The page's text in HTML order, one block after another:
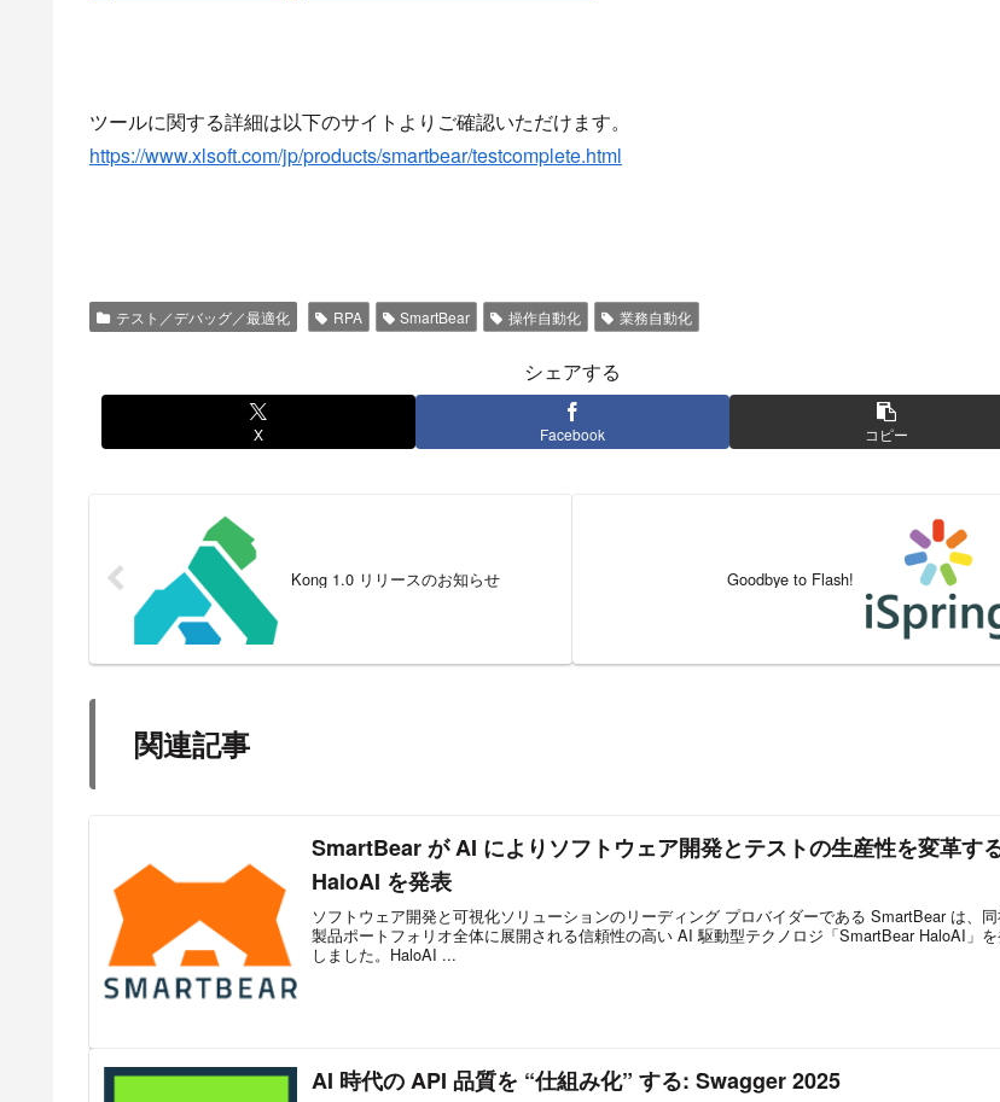
ツールに関する詳細は以下のサイトよりご確認いただけます。
https://www.xlsoft.com/jp/products/smartbear/testcomplete.html
テスト／デバッグ／最適化 RPA SmartBear 操作自動化 業務自動化
シェアする
X Facebook コピー
Kong 1.0 リリースのお知らせ Goodbye to Flash!
関連記事
SmartBear が AI によりソフトウェア開発とテストの生産性を変革す
HaloAI を発表
ソフトウェア開発と可視化ソリューションのリーディング プロバイダーである SmartBear は、
製品ポートフォリオ全体に展開される信頼性の高い AI 駆動型テクノロジ「SmartBear HaloAI」
しました。HaloAI ...
AI 時代の API 品質を “仕組み化” する: Swagger 2025